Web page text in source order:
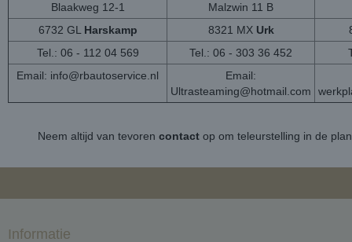
Blaakweg 12-1
Malzwin 11 B
6732 GL Harskamp 8321 MX Urk
Tel.: 06 - 112 04 569
Tel.: 06 - 303 36 452
Email: info@rbautoservice.nl
Email:
Ultrasteaming@hotmail.com
Neem altijd van tevoren contactop om teleurstelling in de
Informatie